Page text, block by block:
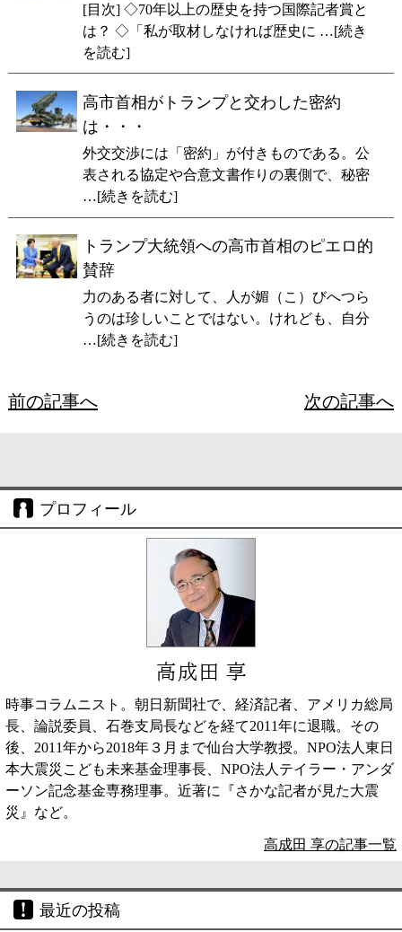
[目次] ◇70年以上の歴史を持つ国際記者賞と
は？ ◇「私が取材しなければ歴史に …[続き
を読む]
高市首相がトランプと交わした密約
は・・・
外交交渉には「密約」が付きものである。公
表される協定や合意文書作りの裏側で、秘密
…[続きを読む]
トランプ大統領への高市首相のピエロ的
賛辞
力のある者に対して、人が媚（こ）びへつら
うのは珍しいことではない。けれども、自分
…[続きを読む]
前の記事へ 次の記事へ
プロフィール
高成田 享
時事コラムニスト。朝日新聞社で、経済記者、アメリカ総局
長、論説委員、石巻支局長などを経て2011年に退職。その
後、2011年から2018年３月まで仙台大学教授。NPO法人東日
本大震災こども未来基金理事長、NPO法人テイラー・アンダ
ーソン記念基金専務理事。近著に『さかな記者が見た大震
災』など。
高成田 享の記事一覧
最近の投稿